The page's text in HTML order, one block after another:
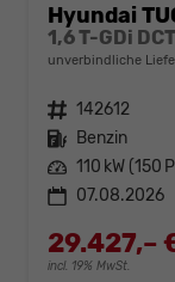
Hyundai
1,6 T-GDi
unverbindliche
Fahrzeugnr. 142612
Kraftstoff Benzin
Leistung 110 kW (150
07.08.2026
29.427,–
incl. 19% MwSt.